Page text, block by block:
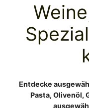
Entdecke
Pasta, Olivenöl,